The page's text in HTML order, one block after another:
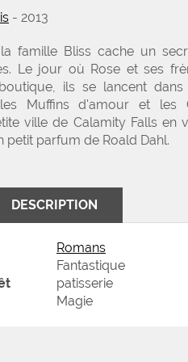
- 2013
famille Bliss cache un
Le jour où Rose et ses
ils se lancent
les Muffins d'amour et
ville de Calamity Falls en
petit parfum de Roald Dahl.
DESCRIPTION
Romans
Fantastique
patisserie
Magie